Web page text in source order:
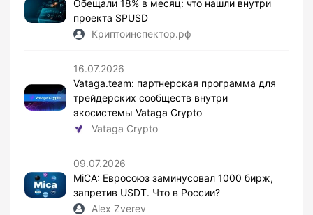
Обещали 18% в месяц: что нашли внутри
проекта SPUSD
Криптоинспектор.рф
16.07.2026
Vataga.team: партнерская программа для
трейдерских сообществ внутри
экосистемы Vataga Crypto
Vataga Crypto
09.07.2026
MiCA: Евросоюз заминусовал 1000 бирж,
запретив USDT. Что в России?
Alex Zverev